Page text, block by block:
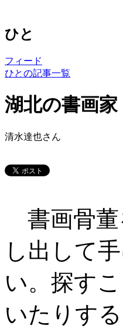
ひと
フィード
ひとの記事一覧
湖北の書画家
清水達也さん
書画骨董
し出して
い。探す
いたりす